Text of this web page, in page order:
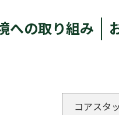
への取り組み
コアスタ